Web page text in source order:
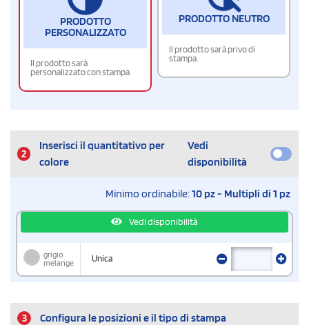
PRODOTTO
PERSONALIZZATO
Il prodotto sarà
personalizzato con stampa
PRODOTTO NEUTRO
Il prodotto sarà privo di
stampa.
2
Inserisci il quantitativo per
colore
Vedi
disponibilità
Minimo ordinabile:10 pz - Multipli di 1 pz
Vedi disponibilità
grigio
melange
Unica
3 Configura le posizioni e il tipo di stampa